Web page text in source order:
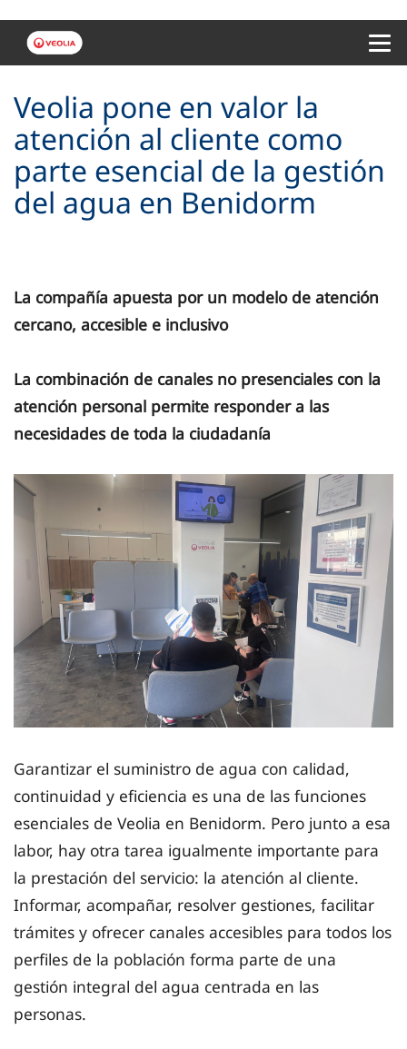
Veolia pone en valor la
atención al cliente como
parte esencial de la gestión
del agua en Benidorm
La compañía apuesta por un modelo de atención
cercano, accesible e inclusivo
La combinación de canales no presenciales con la
atención personal permite responder a las
necesidades de toda la ciudadanía
Garantizar el suministro de agua con calidad,
continuidad y eficiencia es una de las funciones
esenciales de Veolia en Benidorm. Pero junto a esa
labor, hay otra tarea igualmente importante para
la prestación del servicio: la atención al cliente.
Informar, acompañar, resolver gestiones, facilitar
trámites y ofrecer canales accesibles para todos los
perfiles de la población forma parte de una
gestión integral del agua centrada en las
personas.